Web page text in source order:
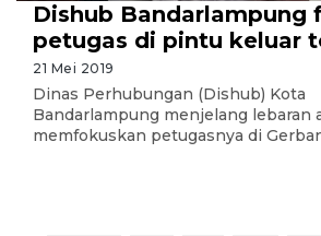
Dishub Bandarlampung
petugas di pintu keluar
21 Mei 2019
Dinas Perhubungan (Dishub) Kota
Bandarlampung menjelang lebaran
memfokuskan petugasnya di